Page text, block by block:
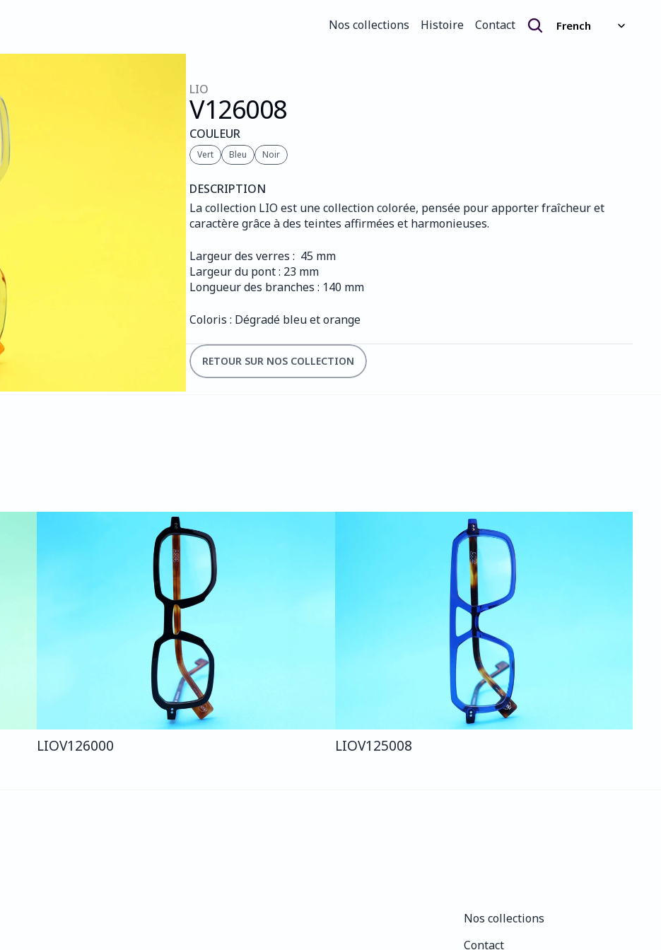
Nos collections
Histoire
Contact
French
LIO
V126008
COULEUR
Vert Bleu Noir
DESCRIPTION
La collection LIO est une collection colorée, pensée pour apporter fraîcheur et
caractère grâce à des teintes affirmées et harmonieuses.
Largeur des verres :  45 mm
Largeur du pont : 23 mm
Longueur des branches : 140 mm
Coloris : Dégradé bleu et orange
RETOUR SUR NOS COLLECTION
LIOV126000 LIOV125008
Nos collections
Contact